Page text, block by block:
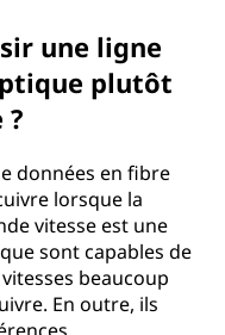
une ligne
plutôt
?
données en fibre
lorsque la
vitesse est une
sont capables de
beaucoup
En outre, ils